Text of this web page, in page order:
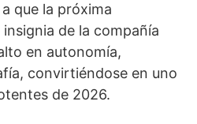
que la próxima
de la compañía
en autonomía,
convirtiéndose en uno
de 2026.